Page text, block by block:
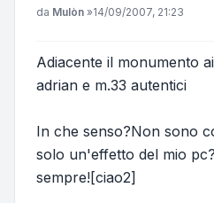
Messaggio
da Mulòn »14/09/2007, 21:23
Adiacente il monumento
adrian e m.33 autentici
In che senso?Non sono
solo un'effetto del mio
sempre![ciao2]